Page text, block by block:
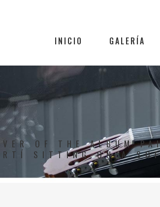
INICIO GALERÍA
OF THE ALBUM
SITTING ON A